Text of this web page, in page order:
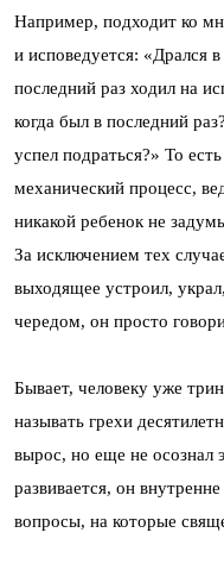
Например, подходит ко
и исповедуется: «Дрался
последний раз ходил на
когда был в последний
успел подраться?» То
механический процесс,
никакой ребенок не
За исключением тех
выходящее устроил,
чередом, он просто
Бывает, человеку уже
называть грехи
вырос, но еще не осознал
развивается, он
вопросы, на которые